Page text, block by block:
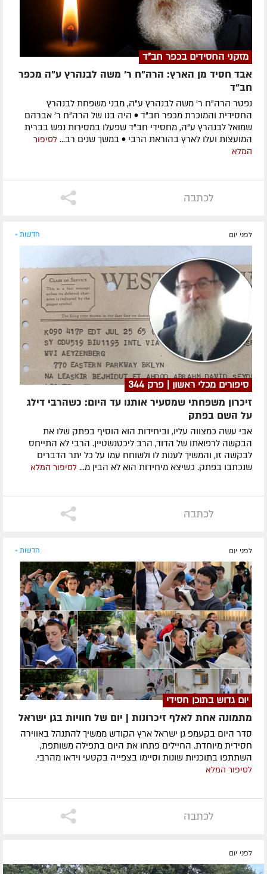
מזקני החסידים בכפר חב"ד
אבד חסיד מן הארץ: הרה"ח ר' משה לבנהרץ ע"ה מכפר
חב"ד
נפטר הרה"ח ר' משה לבנהרץ ע"ה, מבני משפחת לבנהרץ
החסידית והמוכרת מכפר חב"ד • היה בנו של הרה"ח ר' אברהם
שמואל לבנהרץ ע"ה, מחסידי חב"ד שפעלו במסירות נפש בברית
המועצות ועלו לארץ בהוראת הרבי • במשך שנים רב... לסיפור
המלא
לכתבה
לפני יום חדשות »
סיפורים מכלי ראשון | פרק 344
זיכרון משפחתי שמסעיר אותנו עד היום: כשהרבי דילג
על השם בפתק
אבי עשה כמצווה עליו, וביחידות הוא הוסיף בפתק שלו את
הבקשה לרפואתו של הדוד, הרב ליכטנשטיין. הרבי לא התייחס
לבקשה זו, והמשיך לענות לו ולשוחח עמו על כל יתר הדברים
שנכתבו בפתק. כשיצא מיחידות הוא לא הבין מ... לסיפור המלא
לכתבה
לפני יום חדשות »
יום גדוש בתוכן חסידי
מתמונה אחת לאלף זיכרונות | יום של חוויות בגן ישראל
סדר היום בקעמפ גן ישראל ארץ הקודש ממשיך להתנהל באווירה
חסידית מיוחדת. החיילים פתחו את היום בתפילה משותפת,
השתתפו בתוכניות שונות וסיימו בצפייה בקטעי וידאו מהרבי.
לסיפור המלא
לכתבה
לפני יום